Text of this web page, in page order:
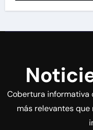
Venezuela
Cobertura informativa
más relevantes